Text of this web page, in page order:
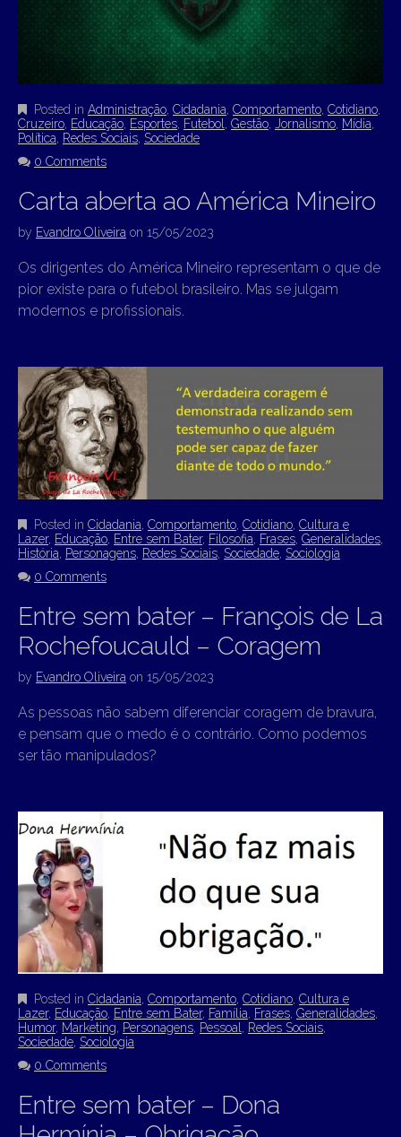
Posted in Administração Cidadania Comportamento Cotidiano
Cruzeiro Educação Esportes Futebol Gestão Jornalismo Mídia
Política
Redes Sociais Sociedade
0 Comments
Carta aberta ao América Mineiro
by Evandro Oliveira on 15/05/2023
Os dirigentes do América Mineiro representam o que de
pior existe para o futebol brasileiro. Mas se julgam
modernos e profissionais.
Posted in Cidadania Comportamento Cotidiano Cultura e
Lazer, Educação Entre sem Bater, Filosofia Frases Generalidades
História
Personagens Redes Sociais Sociedade Sociologia
0 Comments
Entre sem bater – François de La
Rochefoucauld – Coragem
by Evandro Oliveira on 15/05/2023
As pessoas não sabem diferenciar coragem de bravura,
e pensam que o medo é o contrário. Como podemos
ser tão manipulados?
Posted in Cidadania Comportamento Cotidiano Cultura e
Lazer, Educação Entre sem Bater, Família Frases Generalidades
Humor, Marketing Personagens Pessoal Redes Sociais
Sociedade Sociologia
0 Comments
Entre sem bater – Dona